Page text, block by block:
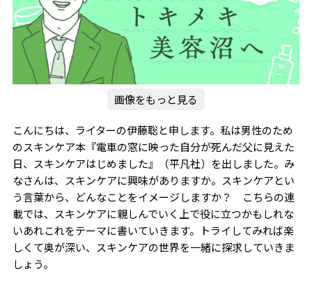
画像をもっと見る
こんにちは、ライターの伊藤聡と申します。私は男性のため
のスキンケア本『電車の窓に映った自分が死んだ父に見えた
日、スキンケアはじめました』（平凡社）を出しました。み
なさんは、スキンケアに興味がありますか。スキンケアとい
う言葉から、どんなことをイメージしますか？ こちらの連
載では、スキンケアに親しんでいく上で役に立つかもしれな
いあれこれをテーマに書いていきます。トライしてみれば楽
しくて奥が深い、スキンケアの世界を一緒に探求していきま
しょう。